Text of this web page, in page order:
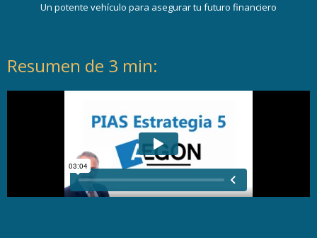
Un potente vehículo para asegurar tu futuro financiero
Resumen de 3 min: